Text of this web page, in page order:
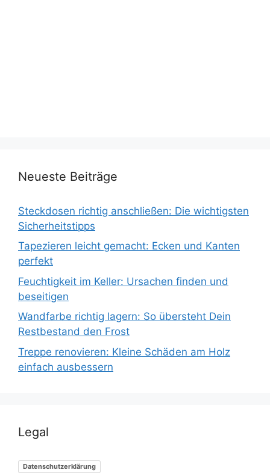
Neueste Beiträge
Steckdosen richtig anschließen: Die wichtigsten
Sicherheitstipps
Tapezieren leicht gemacht: Ecken und Kanten
perfekt
Feuchtigkeit im Keller: Ursachen finden und
beseitigen
Wandfarbe richtig lagern: So übersteht Dein
Restbestand den Frost
Treppe renovieren: Kleine Schäden am Holz
einfach ausbessern
Legal
Datenschutzerklärung